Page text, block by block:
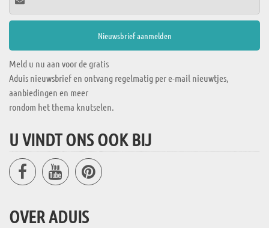
Meld u nu aan voor de gratis
Aduis nieuwsbrief en ontvang regelmatig per e-mail nieuwtjes,
aanbiedingen en meer
rondom het thema knutselen.
U VINDT ONS OOK BIJ
OVER ADUIS